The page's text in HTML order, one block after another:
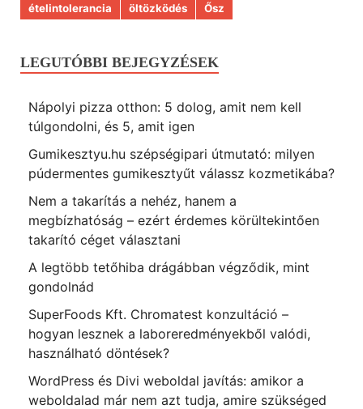
ételintolerancia
öltözködés Ősz
LEGUTÓBBI BEJEGYZÉSEK
Nápolyi pizza otthon: 5 dolog, amit nem kell
túlgondolni, és 5, amit igen
Gumikesztyu.hu szépségipari útmutató: milyen
púdermentes gumikesztyűt válassz kozmetikába?
Nem a takarítás a nehéz, hanem a
megbízhatóság – ezért érdemes körültekintően
takarító céget választani
A legtöbb tetőhiba drágábban végződik, mint
gondolnád
SuperFoods Kft. Chromatest konzultáció –
hogyan lesznek a laboreredményekből valódi,
használható döntések?
WordPress és Divi weboldal javítás: amikor a
weboldalad már nem azt tudja, amire szükséged